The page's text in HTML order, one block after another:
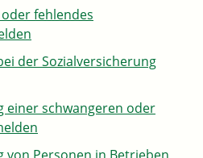
fehlendes
der Sozialversicherung
einer schwangeren oder